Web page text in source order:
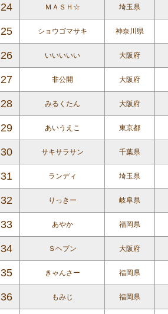
24 ＭＡＳＨ☆ 埼玉県
25 ショウゴマサキ 神奈川県
26 いいいいい 大阪府
27 非公開 大阪府
28 みるくたん 大阪府
29 あいうえこ 東京都
30 サキサラサン 千葉県
31 ランディ 埼玉県
32 りっきー 岐阜県
33 あやか 福岡県
34 Ｓヘブン 大阪府
35 きゃんさー 福岡県
36 もみじ 福岡県